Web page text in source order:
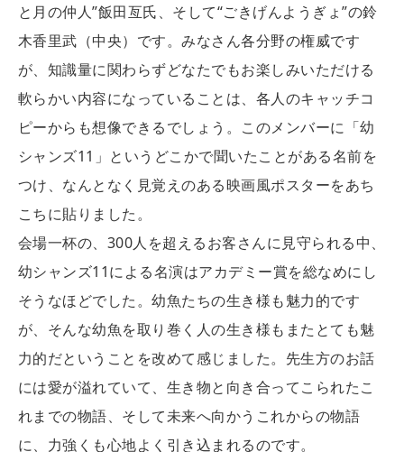
と月の仲人”飯田亙氏、そして“ごきげんようぎょ”の鈴
木香里武（中央）です。みなさん各分野の権威です
が、知識量に関わらずどなたでもお楽しみいただける
軟らかい内容になっていることは、各人のキャッチコ
ピーからも想像できるでしょう。このメンバーに「幼
シャンズ11」というどこかで聞いたことがある名前を
つけ、なんとなく見覚えのある映画風ポスターをあち
こちに貼りました。
会場一杯の、300人を超えるお客さんに見守られる中、
幼シャンズ11による名演はアカデミー賞を総なめにし
そうなほどでした。幼魚たちの生き様も魅力的です
が、そんな幼魚を取り巻く人の生き様もまたとても魅
力的だということを改めて感じました。先生方のお話
には愛が溢れていて、生き物と向き合ってこられたこ
れまでの物語、そして未来へ向かうこれからの物語
に、力強くも心地よく引き込まれるのです。